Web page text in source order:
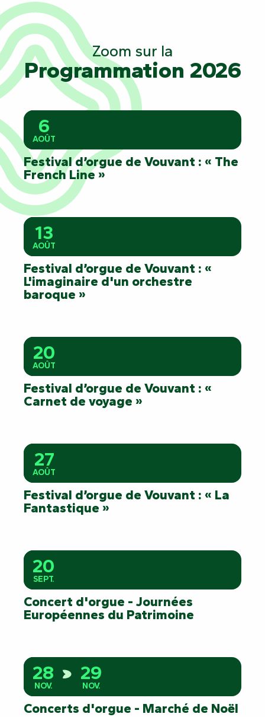
Zoom sur la
Programmation 2026
6
AOÛT
Festival d’orgue de Vouvant : « The
French Line »
13
AOÛT
Festival d’orgue de Vouvant : «
L'imaginaire d'un orchestre
baroque »
20
AOÛT
Festival d’orgue de Vouvant : «
Carnet de voyage »
27
AOÛT
Festival d’orgue de Vouvant : « La
Fantastique »
20
SEPT.
Concert d'orgue - Journées
Européennes du Patrimoine
28
NOV.
29
NOV.
Concerts d'orgue - Marché de Noël